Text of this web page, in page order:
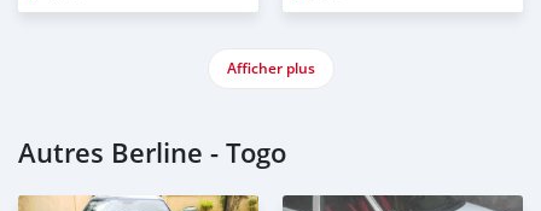
Afficher plus
Autres Berline - Togo